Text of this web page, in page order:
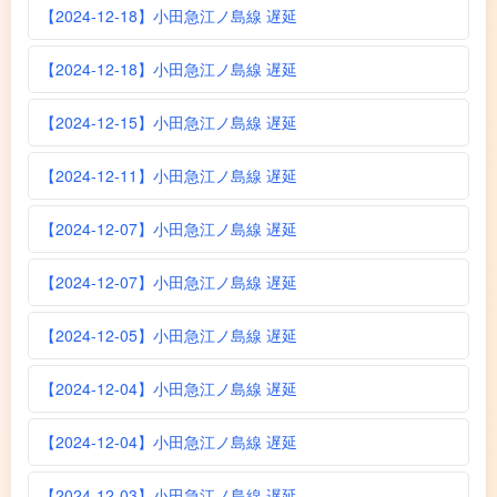
【2024-12-18】小田急江ノ島線 遅延
【2024-12-18】小田急江ノ島線 遅延
【2024-12-15】小田急江ノ島線 遅延
【2024-12-11】小田急江ノ島線 遅延
【2024-12-07】小田急江ノ島線 遅延
【2024-12-07】小田急江ノ島線 遅延
【2024-12-05】小田急江ノ島線 遅延
【2024-12-04】小田急江ノ島線 遅延
【2024-12-04】小田急江ノ島線 遅延